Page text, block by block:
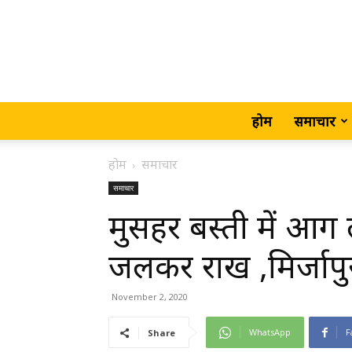
होम समाचार
होम समाचार
समाचार
मुसहर बस्ती में आग
जलकर राख
November 2, 2020
Share WhatsApp